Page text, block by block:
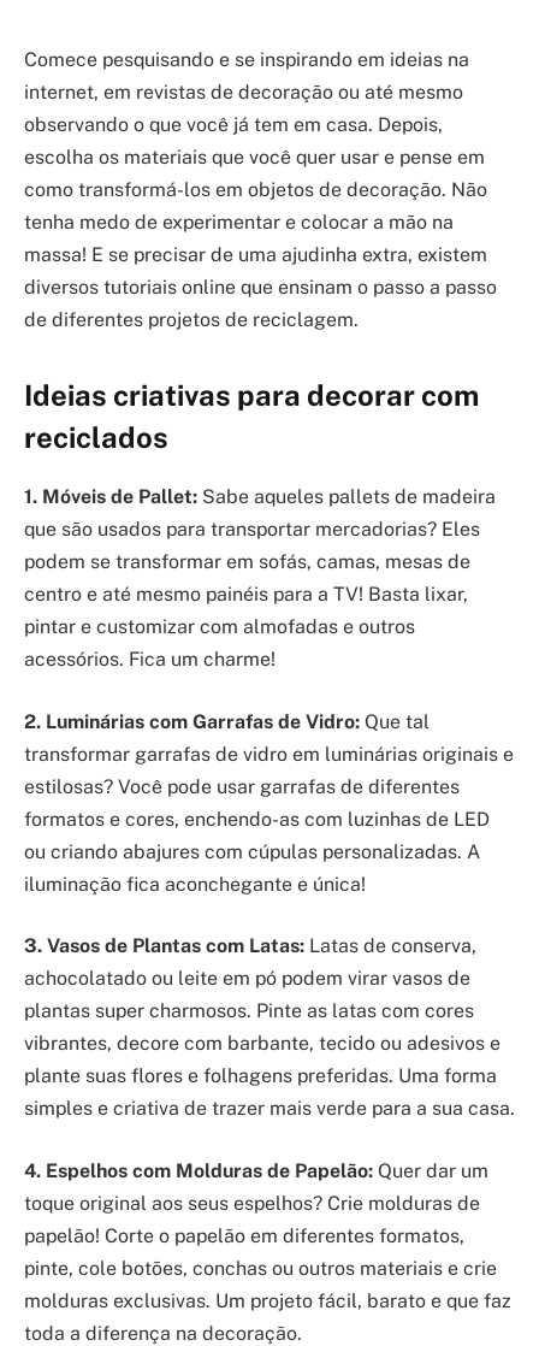
Comece pesquisando e se inspirando em ideias na
internet, em revistas de decoração ou até mesmo
observando o que você já tem em casa. Depois,
escolha os materiais que você quer usar e pense em
como transformá-los em objetos de decoração. Não
tenha medo de experimentar e colocar a mão na
massa! E se precisar de uma ajudinha extra, existem
diversos tutoriais online que ensinam o passo a passo
de diferentes projetos de reciclagem.
Ideias criativas para decorar com
reciclados
1. Móveis de Pallet: Sabe aqueles pallets de madeira
que são usados para transportar mercadorias? Eles
podem se transformar em sofás, camas, mesas de
centro e até mesmo painéis para a TV! Basta lixar,
pintar e customizar com almofadas e outros
acessórios. Fica um charme!
2. Luminárias com Garrafas de Vidro: Que tal
transformar garrafas de vidro em luminárias originais e
estilosas? Você pode usar garrafas de diferentes
formatos e cores, enchendo-as com luzinhas de LED
ou criando abajures com cúpulas personalizadas. A
iluminação fica aconchegante e única!
3. Vasos de Plantas com Latas: Latas de conserva,
achocolatado ou leite em pó podem virar vasos de
plantas super charmosos. Pinte as latas com cores
vibrantes, decore com barbante, tecido ou adesivos e
plante suas flores e folhagens preferidas. Uma forma
simples e criativa de trazer mais verde para a sua casa.
4. Espelhos com Molduras de Papelão: Quer dar um
toque original aos seus espelhos? Crie molduras de
papelão! Corte o papelão em diferentes formatos,
pinte, cole botões, conchas ou outros materiais e crie
molduras exclusivas. Um projeto fácil, barato e que faz
toda a diferença na decoração.